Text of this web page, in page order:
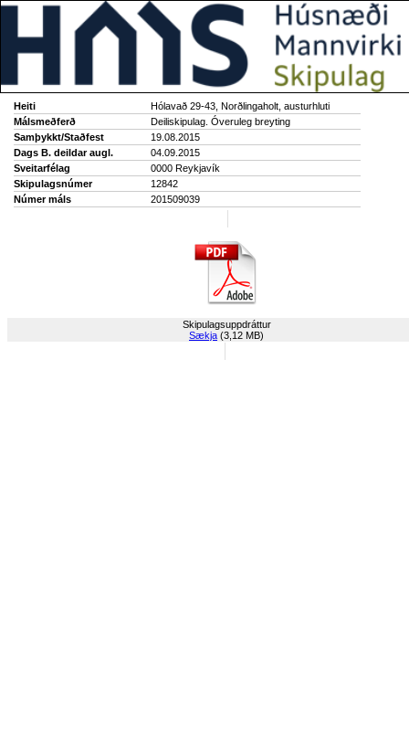
Heiti
Hólavað 29-43, Norðlingaholt, austurhluti
Málsmeðferð
Deiliskipulag. Óveruleg breyting
Samþykkt/Staðfest
19.08.2015
Dags B. deildar augl.
04.09.2015
Sveitarfélag
0000 Reykjavík
Skipulagsnúmer
12842
Númer máls
201509039
Skipulagsuppdráttur
Sækja (3,12 MB)